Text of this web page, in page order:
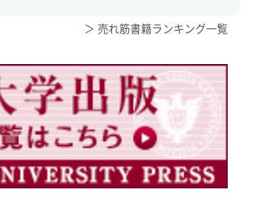
＞ 売れ筋書籍ランキング一覧